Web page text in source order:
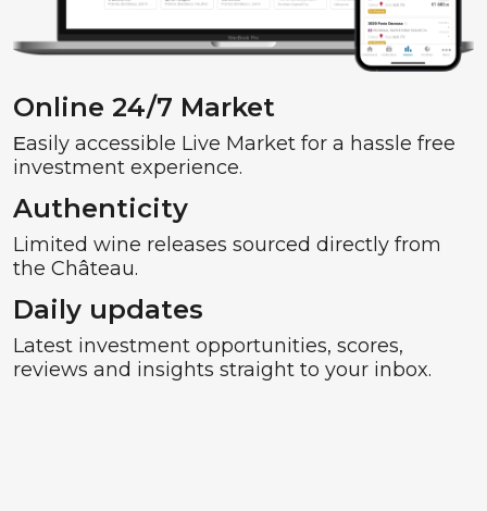
Online 24/7 Market
Еasily accessible Live Market for a hassle free
investment experience.
Authenticity
Limited wine releases sourced directly from
the Château.
Daily updates
Latest investment opportunities, scores,
reviews and insights straight to your inbox.